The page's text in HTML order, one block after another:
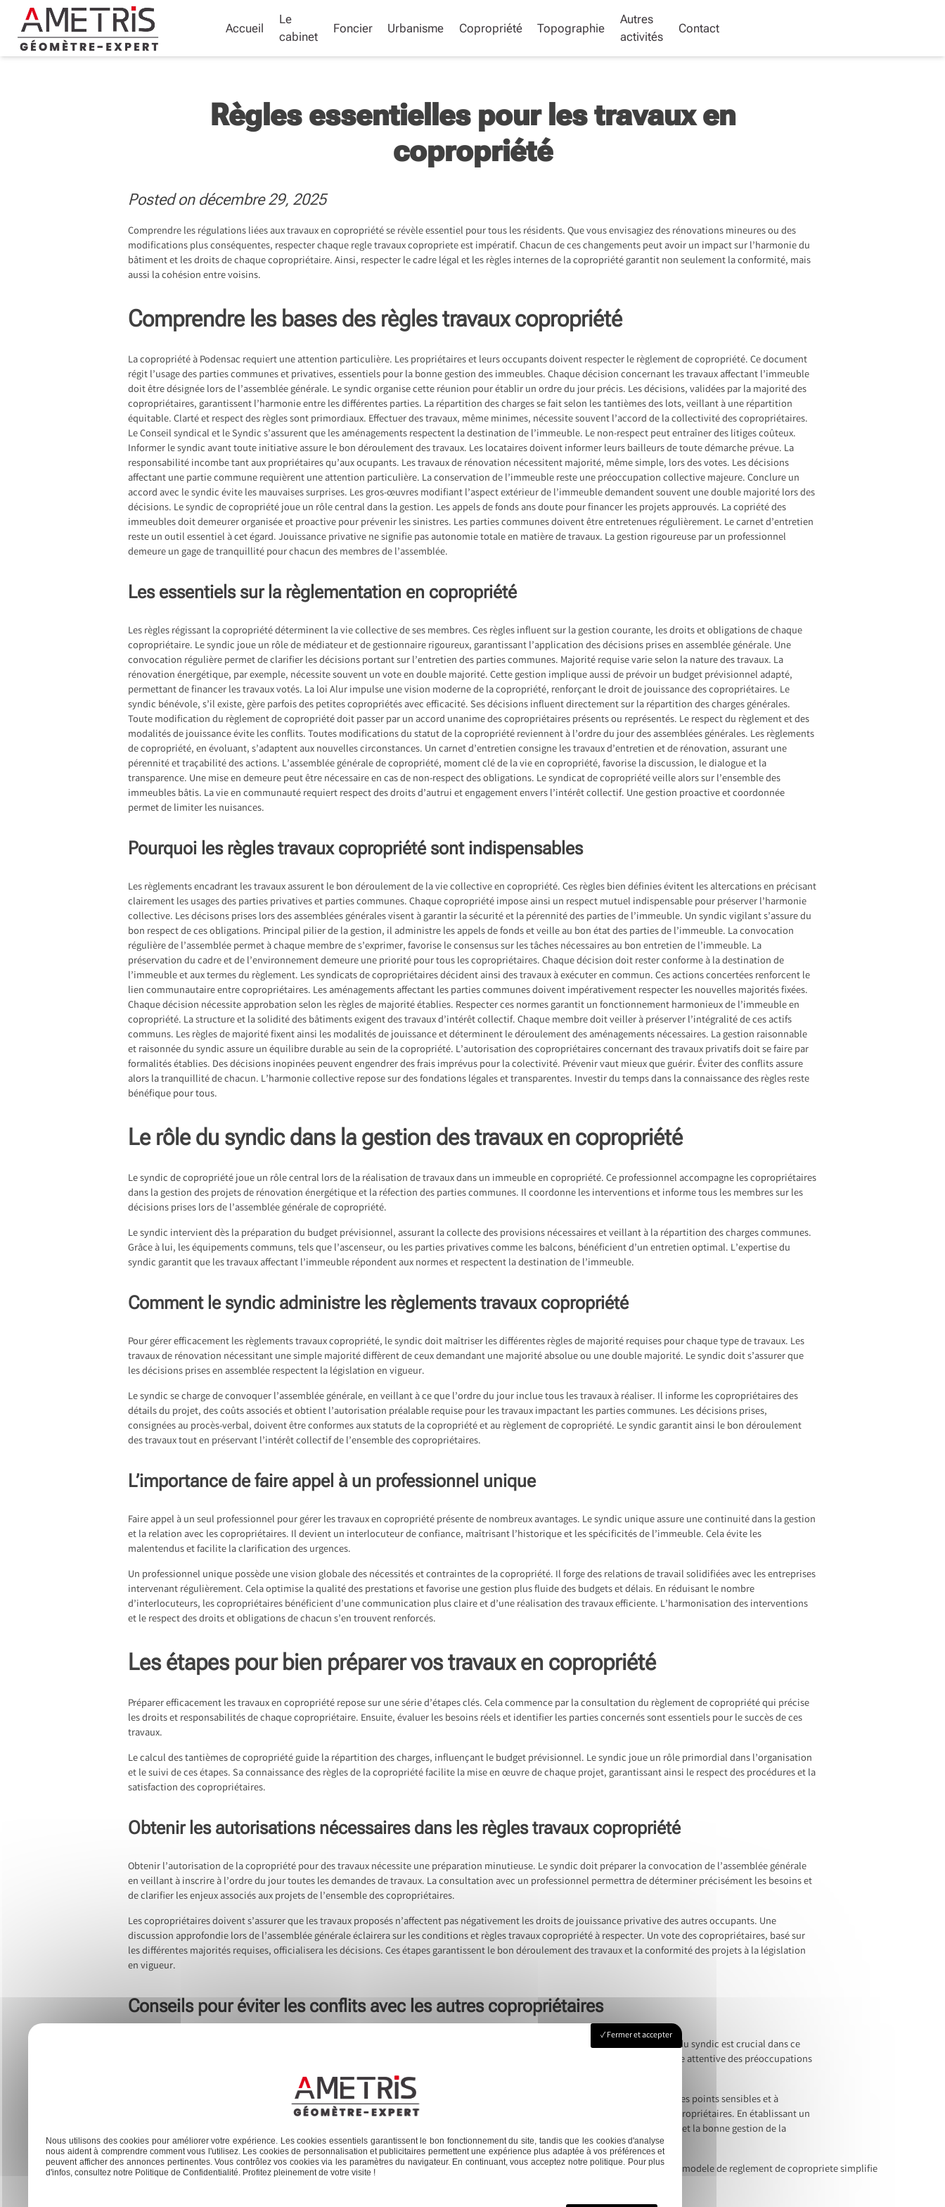
content
Accueil
Le
cabinet
Foncier Urbanisme Copropriété Topographie
Autres
activités
Contact
Règles essentielles pour les travaux en
copropriété
Posted on décembre 29, 2025
Comprendre les régulations liées aux travaux en copropriété se révèle essentiel pour tous les résidents. Que vous envisagiez des rénovations mineures ou des
modifications plus conséquentes, respecter chaque regle travaux copropriete est impératif. Chacun de ces changements peut avoir un impact sur l’harmonie du
bâtiment et les droits de chaque copropriétaire. Ainsi, respecter le cadre légal et les règles internes de la copropriété garantit non seulement la conformité, mais
aussi la cohésion entre voisins.
Comprendre les bases des règles travaux copropriété
Lacopropriété à Podensac requiert une attention particulière. Les propriétaires et leurs occupants doivent respecter le règlement de copropriété. Ce document
régit l’usage des parties communes et privatives, essentiels pour la bonne gestion des immeubles. Chaque décision concernant les travaux affectant l’immeuble
doit être désignée lors de l’assemblée générale. Le syndic organise cette réunion pour établir un ordre du jour précis. Les décisions, validées par la majorité des
copropriétaires, garantissent l’harmonie entre les différentes parties. La répartition des charges se fait selon les tantièmes des lots, veillant à une répartition
équitable. Clarté et respect des règles sont primordiaux. Effectuer des travaux, même minimes, nécessite souvent l’accord de la collectivité des copropriétaires.
Le Conseil syndical et le Syndic s’assurent que les aménagements respectent la destination de l’immeuble. Le non-respect peut entraîner des litiges coûteux.
Informer le syndic avant toute initiative assure le bon déroulement des travaux. Les locataires doivent informer leurs bailleurs de toute démarche prévue. La
responsabilité incombe tant aux propriétaires qu’aux ocupants. Les travaux de rénovation nécessitent majorité, même simple, lors des votes. Les décisions
affectant une partie commune requièrent une attention particulière. La conservation de l’immeuble reste une préoccupation collective majeure. Conclure un
accord avec le syndic évite les mauvaises surprises. Les gros-œuvres modifiant l’aspect extérieur de l’immeuble demandent souvent une double majorité lors des
décisions. Le syndic de copropriété joue un rôle central dans la gestion. Les appels de fonds ans doute pour financer les projets approuvés. La copriété des
immeubles doit demeurer organisée et proactive pour prévenir les sinistres. Les parties communes doivent être entretenues régulièrement. Le carnet d’entretien
reste un outil essentiel à cet égard. Jouissance privative ne signifie pas autonomie totale en matière de travaux. La gestion rigoureuse par un professionnel
demeure un gage de tranquillité pour chacun des membres de l’assemblée.
Les essentiels sur la règlementation en copropriété
Les règles régissant la copropriété déterminent la vie collective de ses membres. Ces règles influent sur la gestion courante, les droits et obligations de chaque
copropriétaire. Le syndic joue un rôle de médiateur et de gestionnaire rigoureux, garantissant l’application des décisions prises en assemblée générale. Une
convocation régulière permet de clarifier les décisions portant sur l’entretien des parties communes. Majorité requise varie selon la nature des travaux. La
rénovation énergétique, par exemple, nécessite souvent un vote en double majorité. Cette gestion implique aussi de prévoir un budget prévisionnel adapté,
permettant de financer les travaux votés. La loi Alur impulse une vision moderne de la copropriété, renforçant le droit de jouissance des copropriétaires. Le
syndic bénévole, s’il existe, gère parfois des petites copropriétés avec efficacité. Ses décisions influent directement sur la répartition des charges générales.
Toute modification du règlement de copropriété doit passer par un accord unanime des copropriétaires présents ou représentés. Le respect du règlement et des
modalités de jouissance évite les conflits. Toutes modifications du statut de la copropriété reviennent à l’ordre du jour des assemblées générales. Les règlements
de copropriété, en évoluant, s’adaptent aux nouvelles circonstances. Un carnet d’entretien consigne les travaux d’entretien et de rénovation, assurant une
pérennité et traçabilité des actions. L’assemblée générale de copropriété, moment clé de la vie en copropriété, favorise la discussion, le dialogue et la
transparence. Une mise en demeure peut être nécessaire en cas de non-respect des obligations. Le syndicat de copropriété veille alors sur l’ensemble des
immeubles bâtis. La vie en communauté requiert respect des droits d’autrui et engagement envers l’intérêt collectif. Une gestion proactive et coordonnée
permet de limiter les nuisances.
Pourquoi les règles travaux copropriété sont indispensables
Les règlements encadrant les travaux assurent le bon déroulement de la vie collective en copropriété. Ces règles bien définies évitent les altercations en précisant
clairement les usages des parties privatives et parties communes. Chaque copropriété impose ainsi un respect mutuel indispensable pour préserver l’harmonie
collective. Les décisons prises lors des assemblées générales visent à garantir la sécurité et la pérennité des parties de l’immeuble. Un syndic vigilant s’assure du
bon respect de ces obligations. Principal pilier de la gestion, il administre les appels de fonds et veille au bon état des parties de l’immeuble. La convocation
régulière de l’assemblée permet à chaque membre de s’exprimer, favorise le consensus sur les tâches nécessaires au bon entretien de l’immeuble. La
préservation du cadre et de l’environnement demeure une priorité pour tous les copropriétaires. Chaque décision doit rester conforme à la destination de
l’immeuble et aux termes du règlement. Les syndicats de copropriétaires décident ainsi des travaux à exécuter en commun. Ces actions concertées renforcent le
lien communautaire entre copropriétaires. Les aménagements affectant les parties communes doivent impérativement respecter les nouvelles majorités fixées.
Chaque décision nécessite approbation selon les règles de majorité établies. Respecter ces normes garantit un fonctionnement harmonieux de l’immeuble en
copropriété. La structure et la solidité des bâtiments exigent des travaux d’intérêt collectif. Chaque membre doit veiller à préserver l’intégralité de ces actifs
communs. Les règles de majorité fixent ainsi les modalités de jouissance et déterminent le déroulement des aménagements nécessaires. La gestion raisonnable
et raisonnée du syndic assure un équilibre durable au sein de la copropriété. L’autorisation des copropriétaires concernant des travaux privatifs doit se faire par
formalités établies. Des décisions inopinées peuvent engendrer des frais imprévus pour la colectivité. Prévenir vaut mieux que guérir. Éviter des conflits assure
alors la tranquillité de chacun. L’harmonie collective repose sur des fondations légales et transparentes. Investir du temps dans la connaissance des règles reste
bénéfique pour tous.
Le rôle du syndic dans la gestion des travaux en copropriété
Le syndic de copropriété joue un rôle central lors de la réalisation de travaux dans un immeuble en copropriété. Ce professionnel accompagne les copropriétaires
dans la gestion des projets de rénovation énergétique et la réfection des parties communes. Il coordonne les interventions et informe tous les membres sur les
décisions prises lors de l’assemblée générale de copropriété.
Le syndic intervient dès la préparation du budget prévisionnel, assurant la collecte des provisions nécessaires et veillant à la répartition des charges communes.
Grâce à lui, les équipements communs, tels que l’ascenseur, ou les parties privatives comme les balcons, bénéficient d’un entretien optimal. L’expertise du
syndic garantit que les travaux affectant l’immeuble répondent aux normes et respectent la destination de l’immeuble.
Comment le syndic administre les règlements travaux copropriété
Pour gérer efficacement les règlements travaux copropriété, le syndic doit maîtriser les différentes règles de majorité requises pour chaque type de travaux. Les
travaux de rénovation nécessitant une simple majorité diffèrent de ceux demandant une majorité absolue ou une double majorité. Le syndic doit s’assurer que
les décisions prises en assemblée respectent la législation en vigueur.
Le syndic se charge de convoquer l’assemblée générale, en veillant à ce que l’ordre du jour inclue tous les travaux à réaliser. Il informe les copropriétaires des
détails du projet, des coûts associés et obtient l’autorisation préalable requise pour les travaux impactant les parties communes. Les décisions prises,
consignées au procès-verbal, doivent être conformes aux statuts de la copropriété et au règlement de copropriété. Le syndic garantit ainsi le bon déroulement
des travaux tout en préservant l’intérêt collectif de l’ensemble des copropriétaires.
L’importance de faire appel à un professionnel unique
Faire appel à un seul professionnel pour gérer les travaux en copropriété présente de nombreux avantages. Le syndic unique assure une continuité dans la gestion
et la relation avec les copropriétaires. Il devient un interlocuteur de confiance, maîtrisant l’historique et les spécificités de l’immeuble. Cela évite les
malentendus et facilite la clarification des urgences.
Un professionnel unique possède une vision globale des nécessités et contraintes de la copropriété. Il forge des relations de travail solidifiées avec les entreprises
intervenant régulièrement. Cela optimise la qualité des prestations et favorise une gestion plus fluide des budgets et délais. En réduisant le nombre
d’interlocuteurs, les copropriétaires bénéficient d’une communication plus claire et d’une réalisation des travaux efficiente. L’harmonisation des interventions
et le respect des droits et obligations de chacun s’en trouvent renforcés.
Les étapes pour bien préparer vos travaux en copropriété
Préparer efficacement les travaux en copropriété repose sur une série d’étapes clés. Cela commence par la consultation du règlement de copropriété qui précise
les droits et responsabilités de chaque copropriétaire. Ensuite, évaluer les besoins réels et identifier les parties concernés sont essentiels pour le succès de ces
travaux.
Le calcul des tantièmes de copropriété guide la répartition des charges, influençant le budget prévisionnel. Le syndic joue un rôle primordial dans l’organisation
et le suivi de ces étapes. Sa connaissance des règles de la copropriété facilite la mise en œuvre de chaque projet, garantissant ainsi le respect des procédures et la
satisfaction des copropriétaires.
Obtenir les autorisations nécessaires dans les règles travaux copropriété
Obtenir l’autorisation de la copropriété pour des travaux nécessite une préparation minutieuse. Le syndic doit préparer la convocation de l’assemblée générale
en veillant à inscrire à l’ordre du jour toutes les demandes de travaux. La consultation avec un professionnel permettra de déterminer précisément les besoins et
de clarifier les enjeux associés aux projets de l’ensemble des copropriétaires.
Les copropriétaires doivent s’assurer que les travaux proposés n’affectent pas négativement les droits de jouissance privative des autres occupants. Une
discussion approfondie lors de l’assemblée générale éclairera sur les conditions et règles travaux copropriété à respecter. Un vote des copropriétaires, basé sur
les différentes majorités requises, officialisera les décisions. Ces étapes garantissent le bon déroulement des travaux et la conformité des projets à la législation
en vigueur.
Conseils pour éviter les conflits avec les autres copropriétaires
Éviter les conflits avec les autres copropriétaires requiert une communication proactive et une compréhension mutuelle. Le rôle du syndic est crucial dans ce
processus. Il facilite la transmission des informations essentielles et veille à l’application du règlement de copropriété. Une écoute attentive des préoccupations
des copropriétaires évite les tensions inutiles.
Le respect des règles travaux copropriété est fondamental pour maintenir une ambiance harmonieuse. Le syndic aide à identifier les points sensibles et à
négocier les compromis nécessaires. Une transparence totale sur l’impact des travaux et leur répartition financière rassure les copropriétaires. En établissant un
climat de confiance et de coopération, les projets se réalisent dans un esprit de collaboration positive, assurant ainsi la pérennité et la bonne gestion de la
copropriété.
Previous:Comment remplir le Cerfa 13404 10 pour vos démarches administratives Next:Comprendre le modele de reglement de copropriete simplifie
Fermer et accepter
Nous utilisons des cookies pour améliorer votre expérience. Les cookies essentiels garantissent le bon fonctionnement du site, tandis que les cookies d'analyse
nous aident à comprendre comment vous l'utilisez. Les cookies de personnalisation et publicitaires permettent une expérience plus adaptée à vos préférences et
peuvent afficher des annonces pertinentes. Vous contrôlez vos cookies via les paramètres du navigateur. En continuant, vous acceptez notre politique. Pour plus
d'infos, consultez notre Politique de Confidentialité. Profitez pleinement de votre visite !